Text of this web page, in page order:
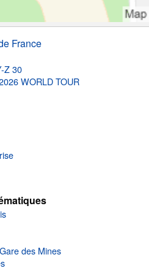
France
Z 30
WORLD TOUR
des Mines